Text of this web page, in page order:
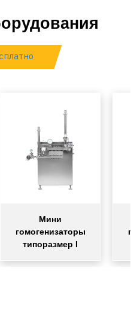
Мини
гомогенизаторы
типоразмер I